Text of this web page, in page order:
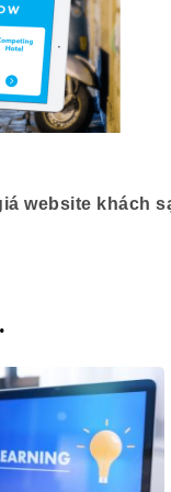
website khách